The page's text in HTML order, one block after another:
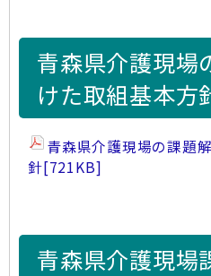
しました(2026.1.15)
介護生産性向上に関す
した(2026.1.26)
厚生労働省から
「デ
修」の案内がありまし
厚生労働省
青森県介護現場
けた取組基本方
青森県介護現場の課題
針[721KB]
青森県介護現場